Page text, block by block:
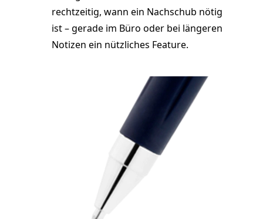
rechtzeitig, wann ein Nachschub nötig
ist – gerade im Büro oder bei längeren
Notizen ein nützliches Feature.